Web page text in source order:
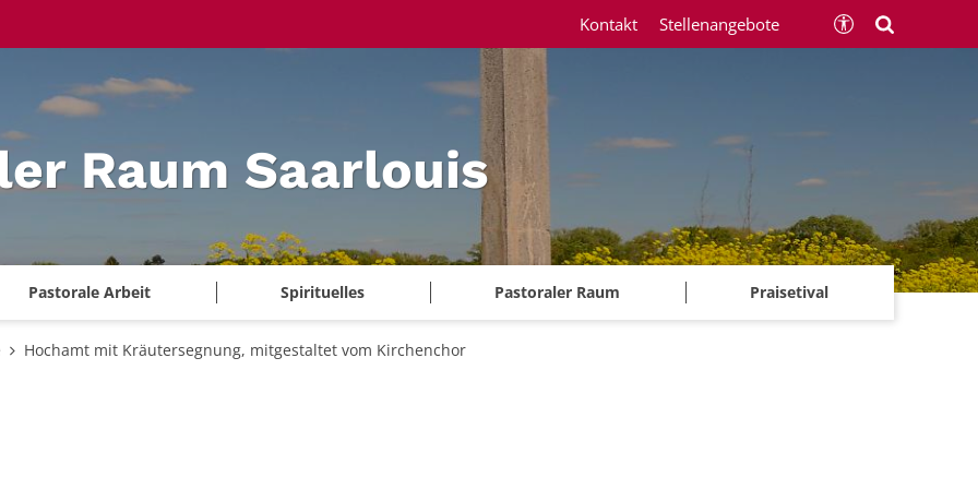
Raum Saarlouis
Pastorale Arbeit Spirituelles Pastoraler Raum Praisetival
Kontakt Stellenangebote
Hochamt mit Kräutersegnung, mitgestaltet vom Kirchenchor